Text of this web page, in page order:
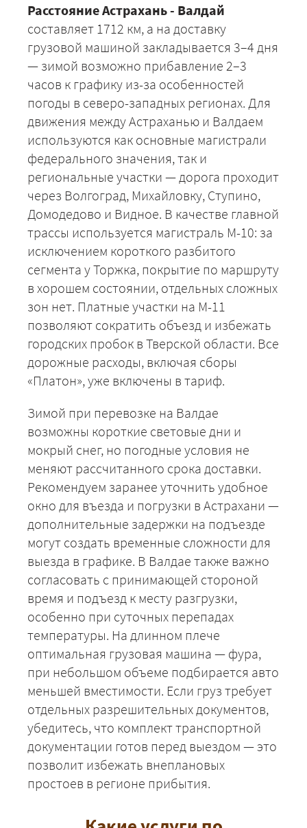
Расстояние Астрахань - Валдай
составляет 1712 км, а на доставку
грузовой машиной закладывается 3–4 дня
— зимой возможно прибавление 2–3
часов к графику из-за особенностей
погоды в северо-западных регионах. Для
движения между Астраханью и Валдаем
используются как основные магистрали
федерального значения, так и
региональные участки — дорога проходит
через Волгоград, Михайловку, Ступино,
Домодедово и Видное. В качестве главной
трассы используется магистраль М-10: за
исключением короткого разбитого
сегмента у Торжка, покрытие по маршруту
в хорошем состоянии, отдельных сложных
зон нет. Платные участки на М-11
позволяют сократить объезд и избежать
городских пробок в Тверской области. Все
дорожные расходы, включая сборы
«Платон», уже включены в тариф.
Зимой при перевозке на Валдае
возможны короткие световые дни и
мокрый снег, но погодные условия не
меняют рассчитанного срока доставки.
Рекомендуем заранее уточнить удобное
окно для въезда и погрузки в Астрахани —
дополнительные задержки на подъезде
могут создать временные сложности для
выезда в графике. В Валдае также важно
согласовать с принимающей стороной
время и подъезд к месту разгрузки,
особенно при суточных перепадах
температуры. На длинном плече
оптимальная грузовая машина — фура,
при небольшом объеме подбирается авто
меньшей вместимости. Если груз требует
отдельных разрешительных документов,
убедитесь, что комплект транспортной
документации готов перед выездом — это
позволит избежать внеплановых
простоев в регионе прибытия.
+7 (499) 520-05-23